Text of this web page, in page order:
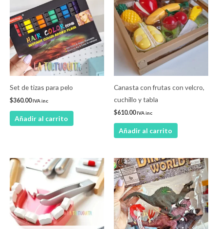
Set de tizas para pelo
$360.00IVA inc
Añadir al carrito
Canasta con frutas con velcro,
cuchillo y tabla
$610.00IVA inc
Añadir al carrito